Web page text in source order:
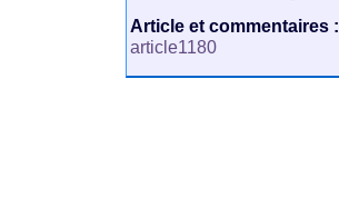
Article et commentaires :
article1180